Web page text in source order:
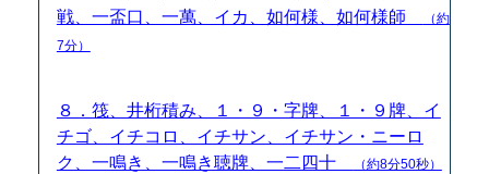
戦、一盃口、一萬、イカ、如何様、如何様師
（約
7分）
８．筏、井桁積み、１・９・字牌、１・９牌、イ
チゴ、イチコロ、イチサン、イチサン・ニーロ
ク、一鳴き、一鳴き聴牌、一二四十
（約8分50秒）